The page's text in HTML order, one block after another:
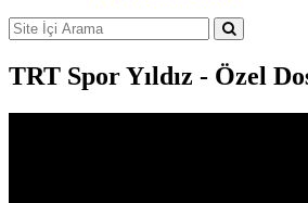
TRT Spor Yıldız - Özel